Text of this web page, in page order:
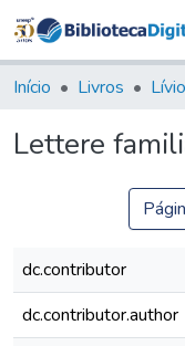
Início Livros
Lettere
dc.contributor
dc.contributor.author